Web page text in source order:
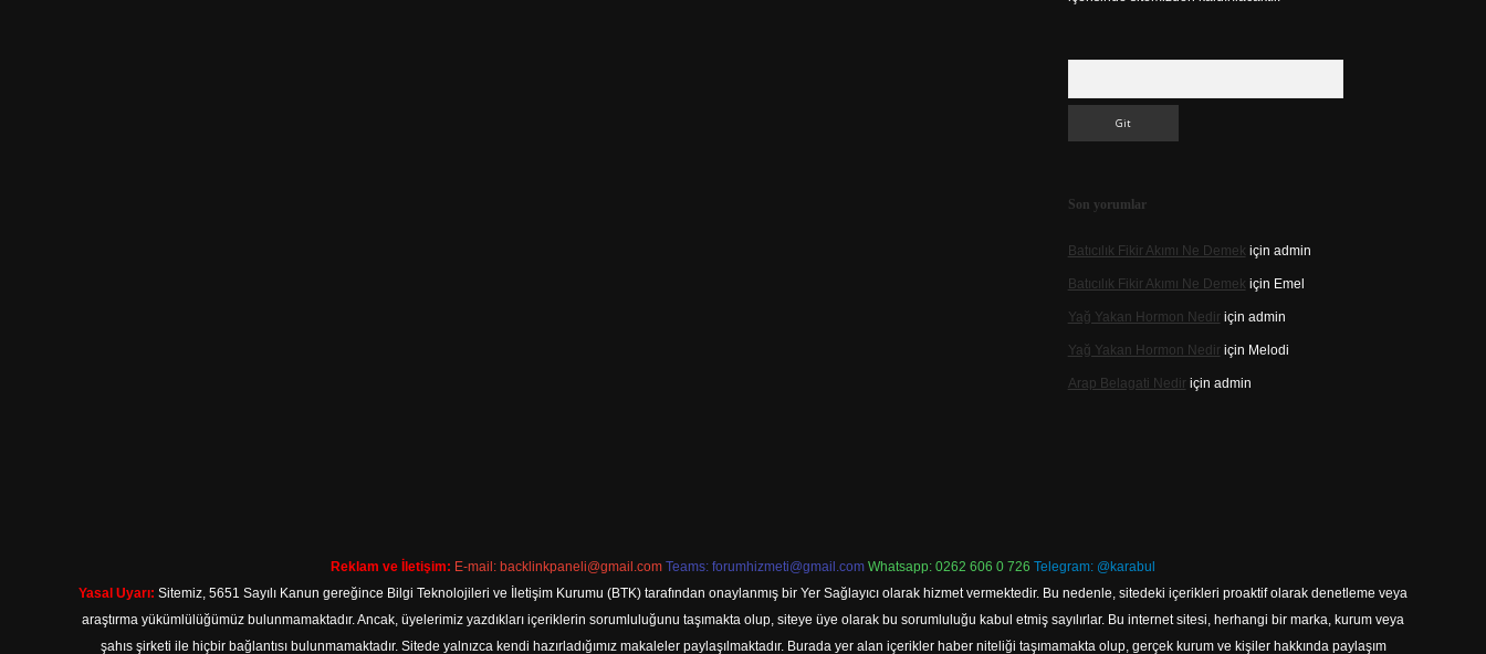
Son yorumlar
Batıcılık Fikir Akımı Ne Demek için admin
Batıcılık Fikir Akımı Ne Demek için Emel
Yağ Yakan Hormon Nediriçin admin
Yağ Yakan Hormon Nediriçin Melodi
Arap Belagati Nediriçin admin
Reklam ve İletişim: E-mail: backlinkpaneli@gmail.com Teams: forumhizmeti@gmail.com Whatsapp: 0262 606 0 726 Telegram: @karabul
Yasal Uyarı: Sitemiz, 5651 Sayılı Kanun gereğince Bilgi Teknolojileri ve İletişim Kurumu (BTK) tarafından onaylanmış bir Yer Sağlayıcı olarak hizmet vermektedir. Bu nedenle, sitedeki içerikleri proaktif olarak denetleme veya
araştırma yükümlülüğümüz bulunmamaktadır. Ancak, üyelerimiz yazdıkları içeriklerin sorumluluğunu taşımakta olup, siteye üye olarak bu sorumluluğu kabul etmiş sayılırlar. Bu internet sitesi, herhangi bir marka, kurum veya
şahıs şirketi ile hiçbir bağlantısı bulunmamaktadır. Sitede yalnızca kendi hazırladığımız makaleler paylaşılmaktadır. Burada yer alan içerikler haber niteliği taşımamakta olup, gerçek kurum ve kişiler hakkında paylaşım